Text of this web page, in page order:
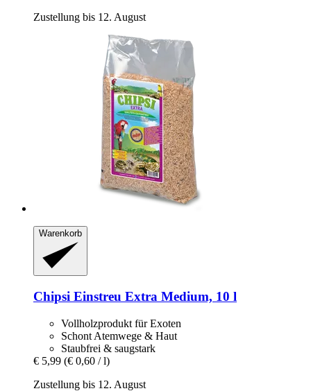
Zustellung bis 12. August
Warenkorb
Chipsi Einstreu Extra Medium, 10 l
Vollholzprodukt für Exoten
Schont Atemwege & Haut
Staubfrei & saugstark
€ 5,99 (€ 0,60 / l)
Zustellung bis 12. August